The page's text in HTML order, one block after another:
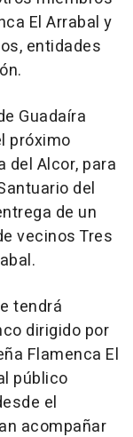
El Arrabal y
entidades
Guadaíra
próximo
del Alcor, para
del
de un
vecinos Tres
tendrá
dirigido por
Flamenca El
público
el
acompañar